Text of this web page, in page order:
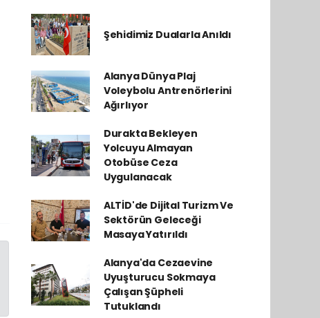
Şehidimiz Dualarla Anıldı
Alanya Dünya Plaj
Voleybolu Antrenörlerini
Ağırlıyor
Durakta Bekleyen
Yolcuyu Almayan
Otobüse Ceza
Uygulanacak
ALTİD'de Dijital Turizm Ve
Sektörün Geleceği
Masaya Yatırıldı
Alanya'da Cezaevine
Uyuşturucu Sokmaya
Çalışan Şüpheli
Tutuklandı